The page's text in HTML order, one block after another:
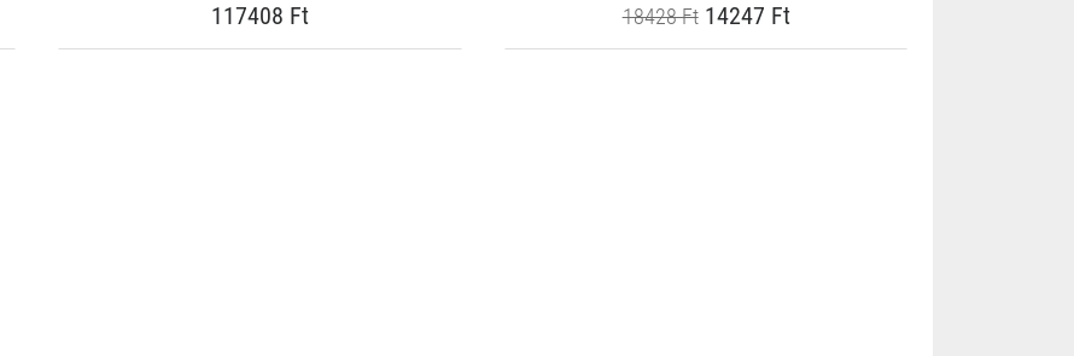
117408 Ft 18428 Ft14247 Ft